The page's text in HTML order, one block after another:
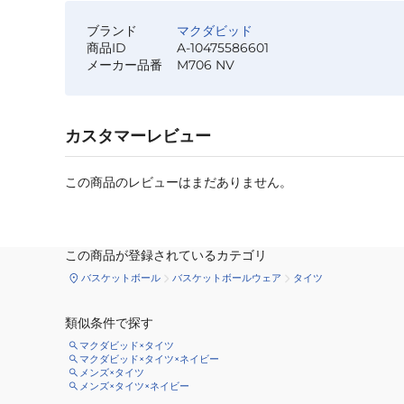
ブランド
マクダビッド
商品ID
A-10475586601
メーカー品番
M706 NV
カスタマーレビュー
この商品のレビューはまだありません。
この商品が登録されているカテゴリ
バスケットボール バスケットボールウェア タイツ
類似条件で探す
マクダビッド×タイツ
マクダビッド×タイツ×ネイビー
メンズ×タイツ
メンズ×タイツ×ネイビー